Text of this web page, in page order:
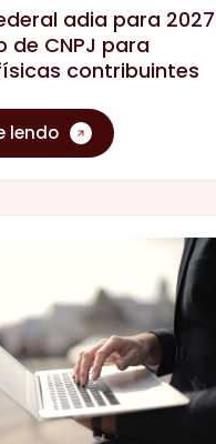
adia para 2027
de CNPJ para
contribuintes
lendo